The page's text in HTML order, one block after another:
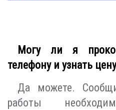
Могу ли я
телефону и узнать
Да можете.
работы